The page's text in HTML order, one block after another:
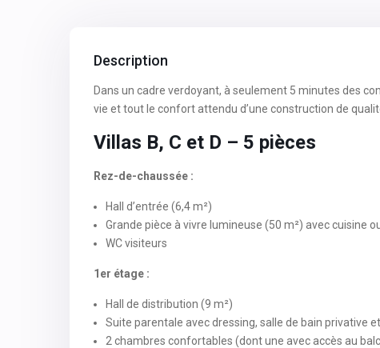
Description
Dans un cadre verdoyant, à seulement 5 minutes des
vie et tout le confort attendu d’une construction de
Villas B, C et D – 5 pièces
Rez-de-chaussée :
Hall d’entrée (6,4 m²)
Grande pièce à vivre lumineuse (50 m²) avec cuisine
WC visiteurs
1er étage :
Hall de distribution (9 m²)
Suite parentale avec dressing, salle de bain privative
2 chambres confortables (dont une avec accès au